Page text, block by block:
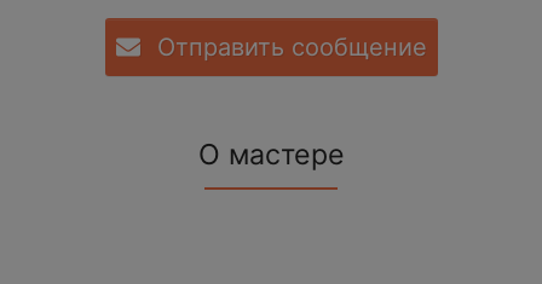
Отправить сообщение
О мастере